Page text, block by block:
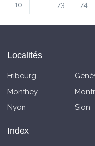
10 ... 73 74
Localités
Fribourg
Monthey
Nyon
Sion
Index